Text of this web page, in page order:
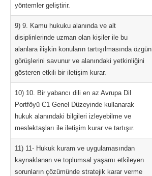
yöntemler geliştirir.
9) 9. Kamu hukuku alanında ve alt
disiplinlerinde uzman olan kişiler ile bu
alanlara ilişkin konuların tartışılmasında özgün
görüşlerini savunur ve alanındaki yetkinliğini
gösteren etkili bir iletişim kurar.
10) 10. Bir yabancı dili en az Avrupa Dil
Portföyü C1 Genel Düzeyinde kullanarak
hukuk alanındaki bilgileri izleyebilme ve
meslektaşları ile iletişim kurar ve tartışır.
11) 11- Hukuk kuram ve uygulamasından
kaynaklanan ve toplumsal yaşamı etkileyen
sorunların çözümünde stratejik karar verme